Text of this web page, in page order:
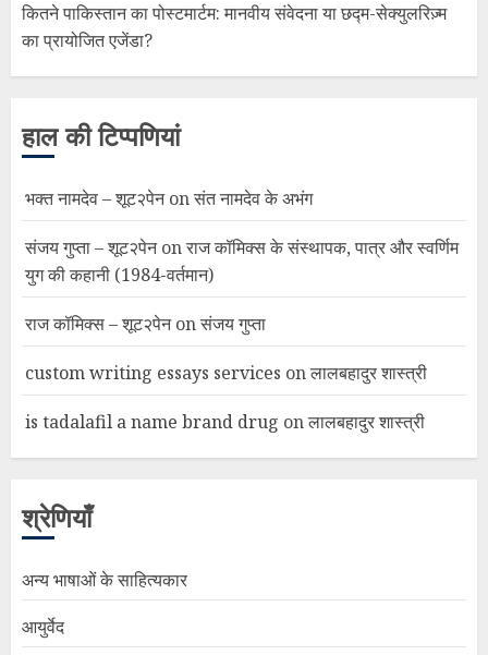
कितने पाकिस्तान का पोस्टमार्टम: मानवीय संवेदना या छद्म-सेक्युलरिज़्म
का प्रायोजित एजेंडा?
हाल की टिप्पणियां
भक्त नामदेव – शूट२पेनonसंत नामदेव के अभंग
संजय गुप्ता – शूट२पेनonराज कॉमिक्स के संस्थापक, पात्र और स्वर्णिम
युग की कहानी (1984-वर्तमान)
राज कॉमिक्स – शूट२पेनonसंजय गुप्ता
custom writing essays services onलालबहादुर शास्त्री
is tadalafil a name brand drug onलालबहादुर शास्त्री
श्रेणियाँ
अन्य भाषाओं के साहित्यकार
आयुर्वेद